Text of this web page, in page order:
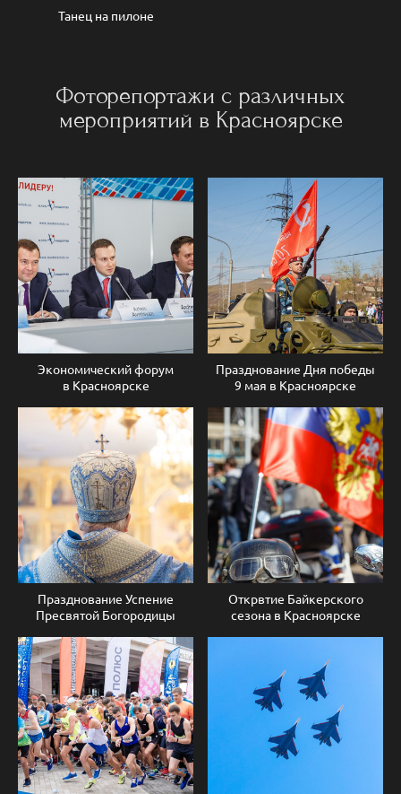
Танец на пилоне
Фоторепортажи с различных
мероприятий в Красноярске
Экономический форум
в Красноярске
Празднование Дня победы
9 мая в Красноярске
Празднование Успение
Пресвятой Богородицы
Открвтие Байкерского
сезона в Красноярске